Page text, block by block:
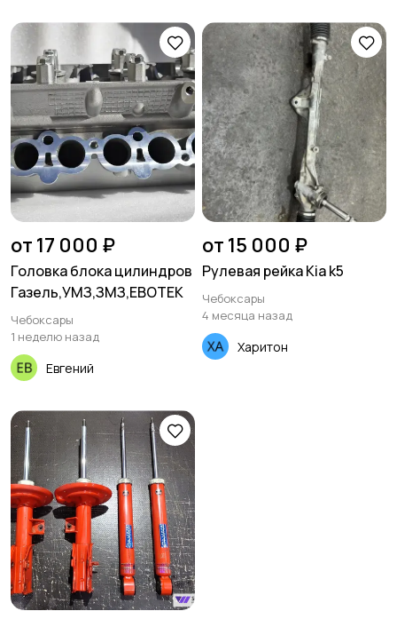
от 17 000 ₽
Головка блока цилиндров
Газель,УМЗ,ЗМЗ,ЕВОТЕК
Чебоксары
1 неделю назад
Евгений
от 15 000 ₽
Рулевая рейка Kia k5
Чебоксары
4 месяца назад
Харитон